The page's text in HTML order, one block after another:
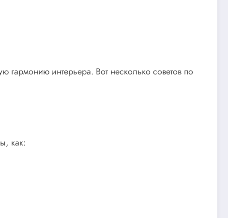
интерьера. Вот несколько советов по
как: